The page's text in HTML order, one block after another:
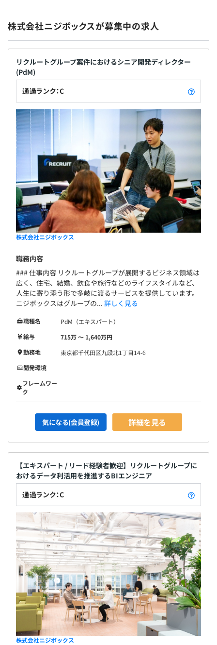
株式会社ニジボックスが募集中の求人
リクルートグループ案件におけるシニア開発ディレクター
(PdM)
通過ランク：C
株式会社ニジボックス
職務内容
### 仕事内容 リクルートグループが展開するビジネス領域は
広く、住宅、結婚、飲食や旅行などのライフスタイルなど、
人生に寄り添う形で多岐に渡るサービスを提供しています。
ニジボックスはグループの... 詳しく見る
職種名
PdM（エキスパート）
給与
715万 〜 1,640万円
勤務地
東京都千代田区九段北1丁目14-6
開発環境
フレームワー
ク
気になる(会員登録) 詳細を見る
【エキスパート / リード経験者歓迎】リクルートグループに
おけるデータ利活用を推進するBIエンジニア
通過ランク：C
株式会社ニジボックス